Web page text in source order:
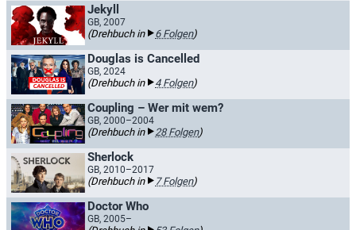
Jekyll
GB, 2007
(Drehbuch in 6 Folgen)
Douglas is Cancelled
GB, 2024
(Drehbuch in 4 Folgen)
Coupling – Wer mit wem?
GB, 2000–2004
(Drehbuch in 28 Folgen)
Sherlock
GB, 2010–2017
(Drehbuch in 7 Folgen)
Doctor Who
GB, 2005–